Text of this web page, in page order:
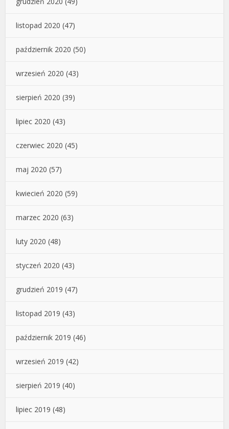
listopad 2020 (47)
październik 2020 (50)
wrzesień 2020 (43)
sierpień 2020 (39)
lipiec 2020 (43)
czerwiec 2020 (45)
maj 2020 (57)
kwiecień 2020 (59)
marzec 2020 (63)
luty 2020 (48)
styczeń 2020 (43)
grudzień 2019 (47)
listopad 2019 (43)
październik 2019 (46)
wrzesień 2019 (42)
sierpień 2019 (40)
lipiec 2019 (48)